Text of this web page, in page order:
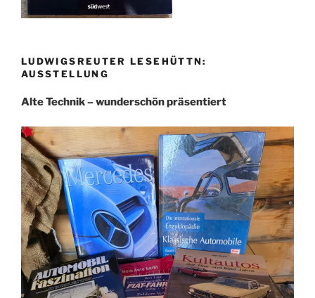
LUDWIGSREUTER LESEHÜTTN:
AUSSTELLUNG
Alte Technik – wunderschön präsentiert